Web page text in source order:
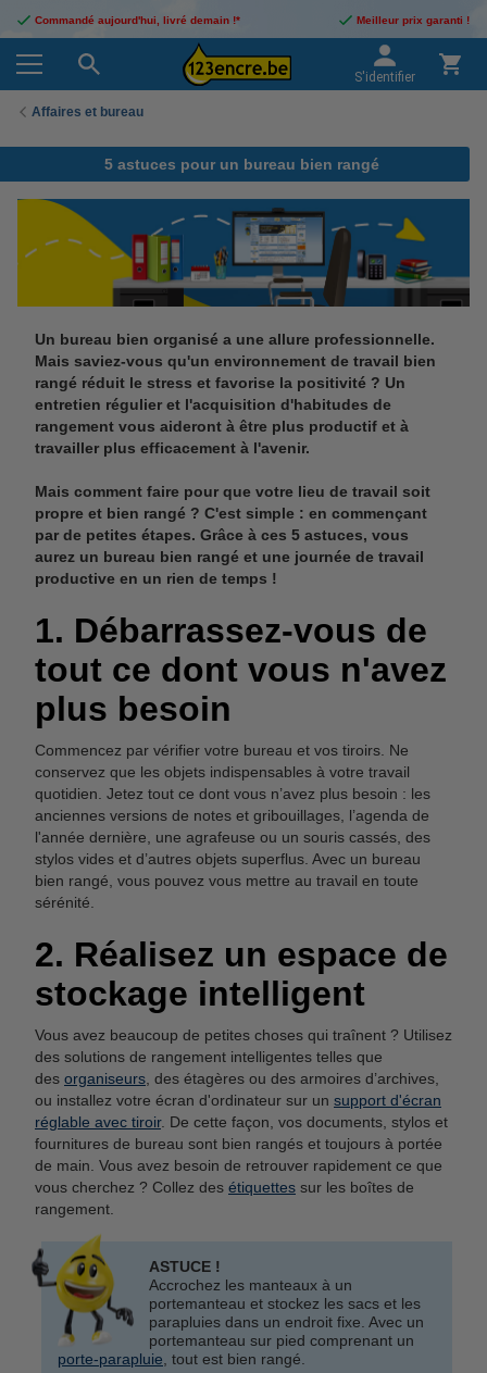
Commandé aujourd'hui, livré demain !* Meilleur prix garanti !
S'identifier
Affaires et bureau
5 astuces pour un bureau bien rangé
Un bureau bien organisé a une allure professionnelle.
Mais saviez-vous qu'un environnement de travail bien
rangé réduit le stress et favorise la positivité ? Un
entretien régulier et l'acquisition d'habitudes de
rangement vous aideront à être plus productif et à
travailler plus efficacement à l'avenir.
Mais comment faire pour que votre lieu de travail soit
propre et bien rangé ? C'est simple : en commençant
par de petites étapes. Grâce à ces 5 astuces, vous
aurez un bureau bien rangé et une journée de travail
productive en un rien de temps !
1. Débarrassez-vous de
tout ce dont vous n'avez
plus besoin
Commencez par vérifier votre bureau et vos tiroirs. Ne
conservez que les objets indispensables à votre travail
quotidien. Jetez tout ce dont vous n’avez plus besoin : les
anciennes versions de notes et gribouillages, l’agenda de
l'année dernière, une agrafeuse ou un souris cassés, des
stylos vides et d’autres objets superflus. Avec un bureau
bien rangé, vous pouvez vous mettre au travail en toute
sérénité.
2. Réalisez un espace de
stockage intelligent
Vous avez beaucoup de petites choses qui traînent ? Utilisez
des solutions de rangement intelligentes telles que
des organiseurs, des étagères ou des armoires d’archives,
ou installez votre écran d'ordinateur sur un support d'écran
réglable avec tiroir. De cette façon, vos documents, stylos et
fournitures de bureau sont bien rangés et toujours à portée
de main. Vous avez besoin de retrouver rapidement ce que
vous cherchez ? Collez des étiquettes sur les boîtes de
rangement.
ASTUCE !
Accrochez les manteaux à un
portemanteau et stockez les sacs et les
parapluies dans un endroit fixe. Avec un
portemanteau sur pied comprenant un
porte-parapluie, tout est bien rangé.